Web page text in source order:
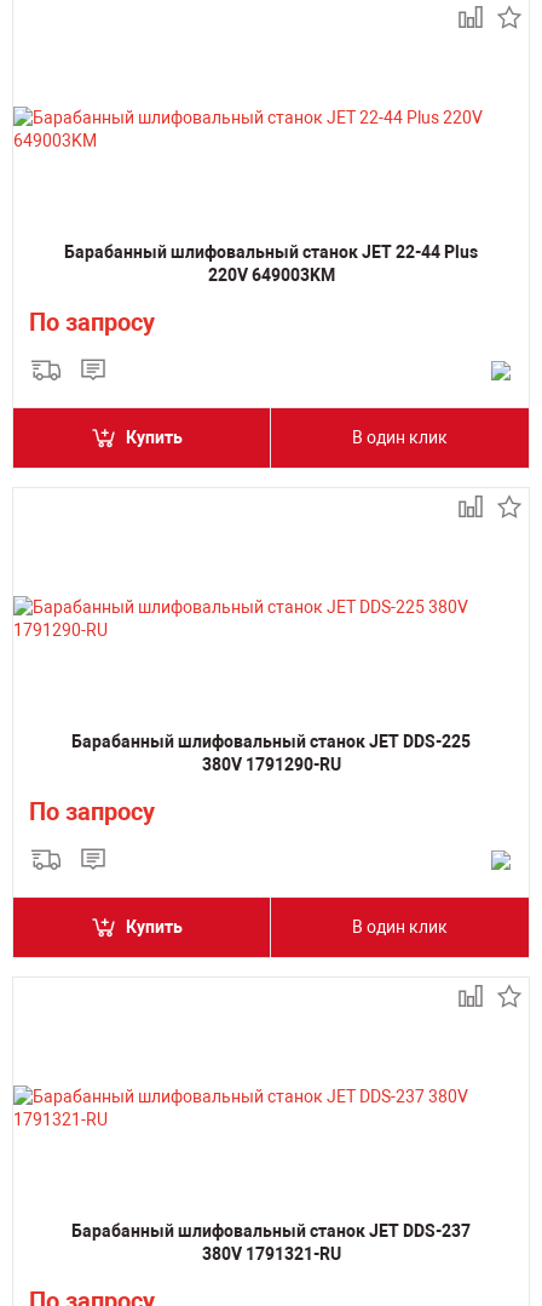
Барабанный шлифовальный станок JET 22-44 Plus
220V 649003KM
По запросу
Купить В один клик
Барабанный шлифовальный станок JET DDS-225
380V 1791290-RU
По запросу
Купить В один клик
Барабанный шлифовальный станок JET DDS-237
380V 1791321-RU